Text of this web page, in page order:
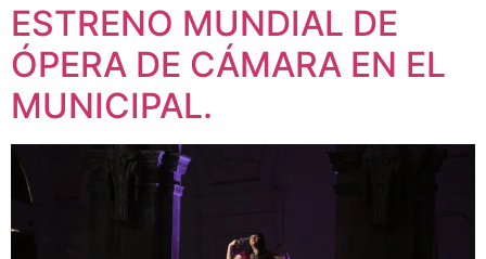
ESTRENO MUNDIAL DE
ÓPERA DE CÁMARA EN EL
MUNICIPAL.